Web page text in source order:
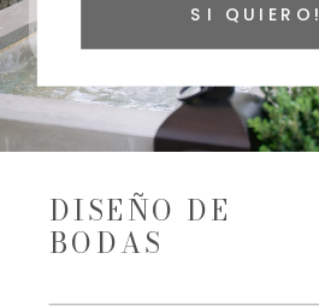
DISEÑO DE
BODAS
SI QUIERO!